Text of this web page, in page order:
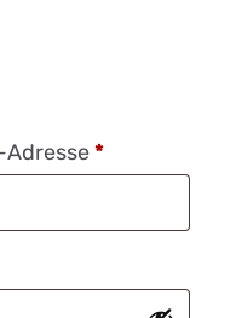
Adresse*Erforderlich